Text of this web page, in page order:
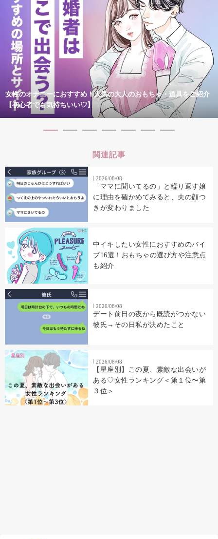
女性のオナニーにおすすめ！人気の大人のおもちゃ・道具をご紹介
【初心者でも気持ちいい♡】
関連記事
2026/08/08
「ママに聞いてるの」と繰り返す娘
に理由を確かめてみると、夫の顔つ
きが変わりました
中イキしたい女性におすすめのバイ
ブ16選！おもちゃの選び方や注意点
も紹介
2026/08/08
デート前日の夜から既読がつかない
彼氏→その日私が決めたこと
2026/08/08
【星座別】この夏、素敵な出会いが
ある♡女性ランキング＜第１位〜第
３位＞